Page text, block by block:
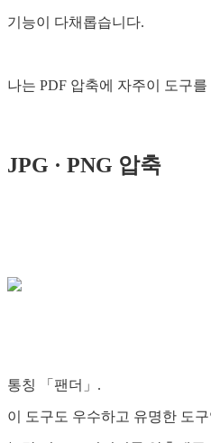
기능이 다채롭습니다.
나는 PDF 압축에 자주이 도구
JPG · PNG 압축
통칭 「팬더」.
이 도구도 우수하고 유명한 도